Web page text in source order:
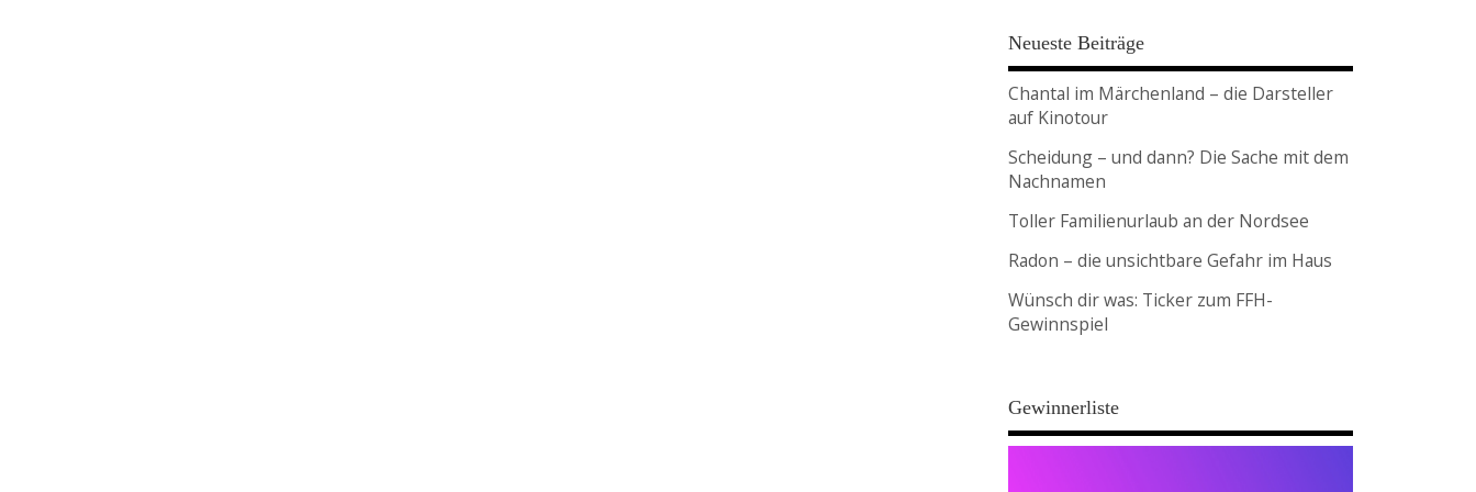
Neueste Beiträge
Chantal im Märchenland – die Darsteller
auf Kinotour
Scheidung – und dann? Die Sache mit dem
Nachnamen
Toller Familienurlaub an der Nordsee
Radon – die unsichtbare Gefahr im Haus
Wünsch dir was: Ticker zum FFH-
Gewinnspiel
Gewinnerliste